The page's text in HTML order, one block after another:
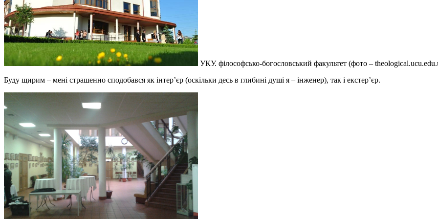
УКУ. філософсько-богословський факультет (фото –
Буду щирим – мені страшенно сподобався як інтер’єр (оскільки десь в глибині душі я – інженер), так і екстер’єр.